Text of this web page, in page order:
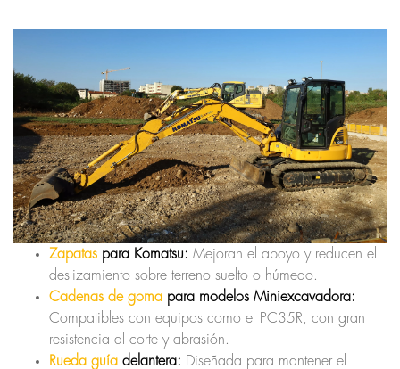
Zapatas para Komatsu: Mejoran el apoyo y reducen el
deslizamiento sobre terreno suelto o húmedo.
Cadenas de goma para modelos Miniexcavadora:
Compatibles con equipos como el PC35R, con gran
resistencia al corte y abrasión.
Rueda guía delantera: Diseñada para mantener el